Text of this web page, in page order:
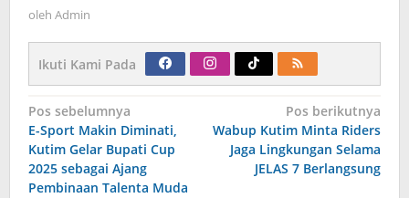
oleh Admin
Ikuti Kami Pada
Navigasi
pos
Pos sebelumnya
E-Sport Makin Diminati,
Kutim Gelar Bupati Cup
2025 sebagai Ajang
Pembinaan Talenta Muda
Pos berikutnya
Wabup Kutim Minta Riders
Jaga Lingkungan Selama
JELAS 7 Berlangsung